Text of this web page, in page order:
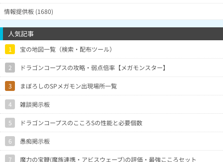
情報提供板 (1680)
人気記事
1 宝の地図一覧（検索・配布ツール）
2 ドラゴンコープスの攻略・弱点倍率【メガモンスター】
3 まぼろしのSPメガモン出現場所一覧
4 雑談掲示板
5 ドラゴンコープスのこころSの性能と必要個数
6 愚痴掲示板
7 魔力の宝鞭(魔族連携・アビスウェーブ)の評価・最強こころセット